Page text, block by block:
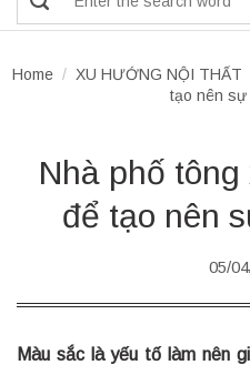
Home / XU HƯỚNG NỘI THẤT
tạo nên sự
Nhà phố
để tạo nên
05/
Màu sắc là yếu tố làm nên